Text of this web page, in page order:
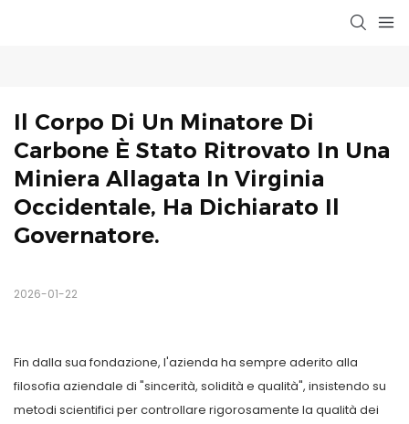
Il Corpo Di Un Minatore Di
Carbone È Stato Ritrovato In Una
Miniera Allagata In Virginia
Occidentale, Ha Dichiarato Il
Governatore.
2026-01-22
Fin dalla sua fondazione, l'azienda ha sempre aderito alla
filosofia aziendale di "sincerità, solidità e qualità", insistendo su
metodi scientifici per controllare rigorosamente la qualità dei